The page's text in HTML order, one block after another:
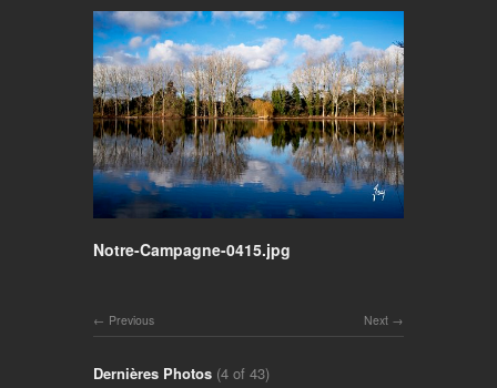
Notre-Campagne-0415.jpg
Next
Previous
Dernières Photos (4 of 43)